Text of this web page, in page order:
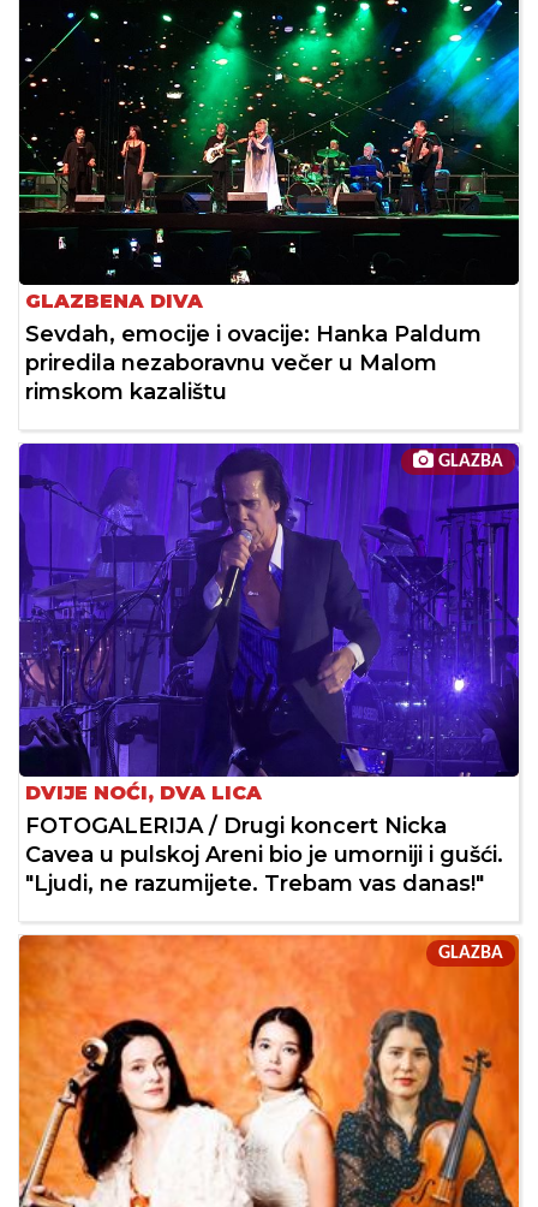
GLAZBENA DIVA
Sevdah, emocije i ovacije: Hanka Paldum
priredila nezaboravnu večer u Malom
rimskom kazalištu
GLAZBA
DVIJE NOĆI, DVA LICA
FOTOGALERIJA / Drugi koncert Nicka
Cavea u pulskoj Areni bio je umorniji i gušći.
"Ljudi, ne razumijete. Trebam vas danas!"
GLAZBA